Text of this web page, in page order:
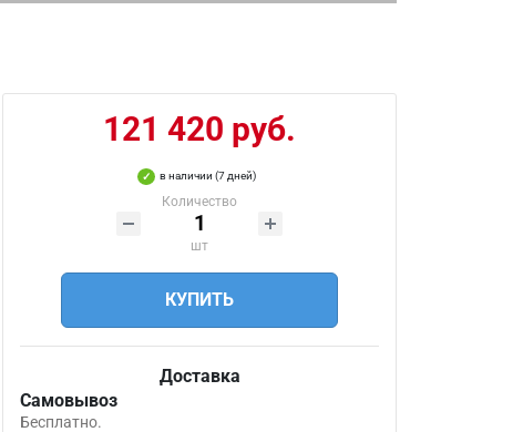
121 420 руб.
в наличии (7 дней)
Количество
шт
КУПИТЬ
Доставка
Самовывоз
Бесплатно.